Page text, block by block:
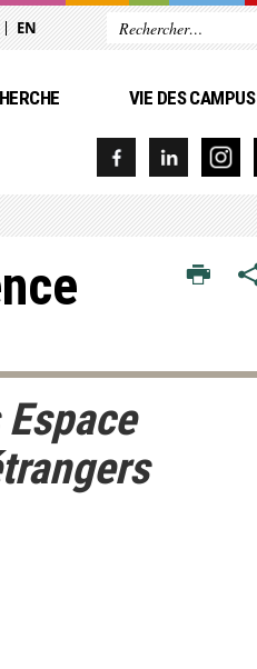
EN
VIE DES CAMPUS